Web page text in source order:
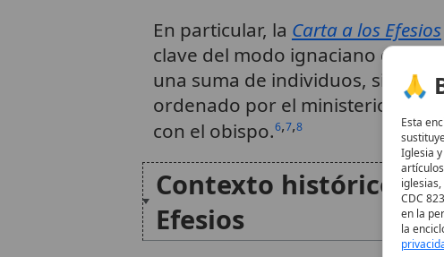
En particular, la Carta a los Efesios
clave del modo ignaciano de
una suma de individuos, sino
ordenado por el ministerio y
con el obispo.6,7,8
Contexto histórico de
Efesios
🙏
Esta
Iglesia
CDC
en la
la